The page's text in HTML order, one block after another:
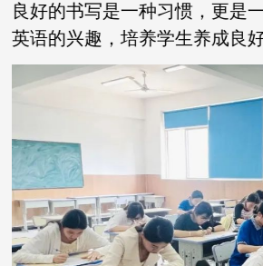
良好的书写是一种习惯，更是
英语的兴趣，培养学生养成良
围，在我校领导的大力...